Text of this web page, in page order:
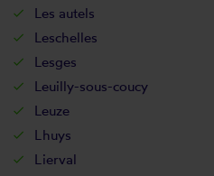
Les autels
Leschelles
Lesges
Leuilly-sous-coucy
Leuze
Lhuys
Lierval